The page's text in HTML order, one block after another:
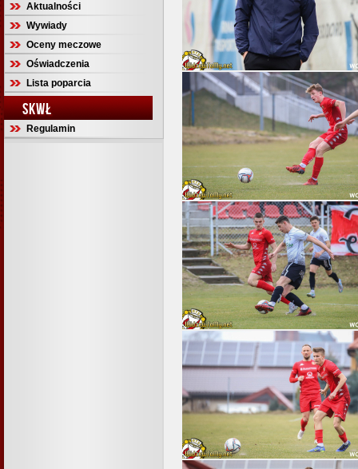
Aktualności
Wywiady
Oceny meczowe
Oświadczenia
Lista poparcia
SKWŁ
Regulamin